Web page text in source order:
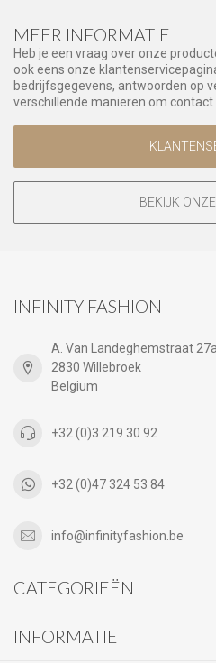
MEER INFORMATIE
Heb je een vraag over onze
ook eens onze
bedrijfsgegevens, antwoorden op
verschillende manieren om
BEKIJK ONZE
INFINITY FASHION
A. Van Landeghemstraat 27a
2830 Willebroek
Belgium
+32 (0)3 219 30 92
+32 (0)47 324 53 84
info@infinityfashion.be
CATEGORIEËN
INFORMATIE